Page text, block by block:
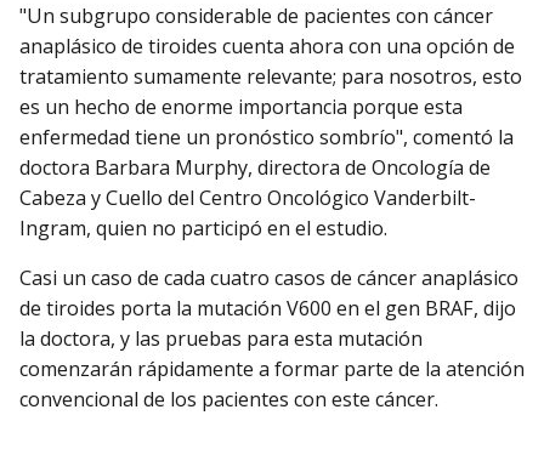
"Un subgrupo considerable de pacientes con cáncer
anaplásico de tiroides cuenta ahora con una opción de
tratamiento sumamente relevante; para nosotros, esto
es un hecho de enorme importancia porque esta
enfermedad tiene un pronóstico sombrío", comentó la
doctora Barbara Murphy, directora de Oncología de
Cabeza y Cuello del Centro Oncológico Vanderbilt-
Ingram, quien no participó en el estudio.
Casi un caso de cada cuatro casos de cáncer anaplásico
de tiroides porta la mutación V600 en el gen BRAF, dijo
la doctora, y las pruebas para esta mutación
comenzarán rápidamente a formar parte de la atención
convencional de los pacientes con este cáncer.